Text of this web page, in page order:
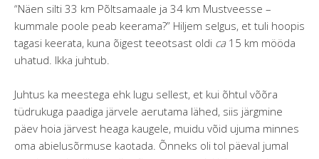
“Näen silti 33 km Põltsamaale ja 34 km Mustveesse –
kummale poole peab keerama?” Hiljem selgus, et tuli hoopis
tagasi keerata, kuna õigest teeotsast oldi ca 15 km mööda
uhatud. Ikka juhtub.
Juhtus ka meestega ehk lugu sellest, et kui õhtul võõra
tüdrukuga paadiga järvele aerutama lähed, siis järgmine
päev hoia järvest heaga kaugele, muidu võid ujuma minnes
oma abielusõrmuse kaotada. Õnneks oli tol päeval jumal